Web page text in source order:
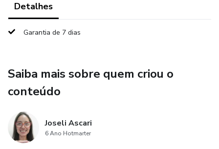
Detalhes
Garantia de 7 dias
Saiba mais sobre quem criou o
conteúdo
Joseli Ascari
6 Ano Hotmarter